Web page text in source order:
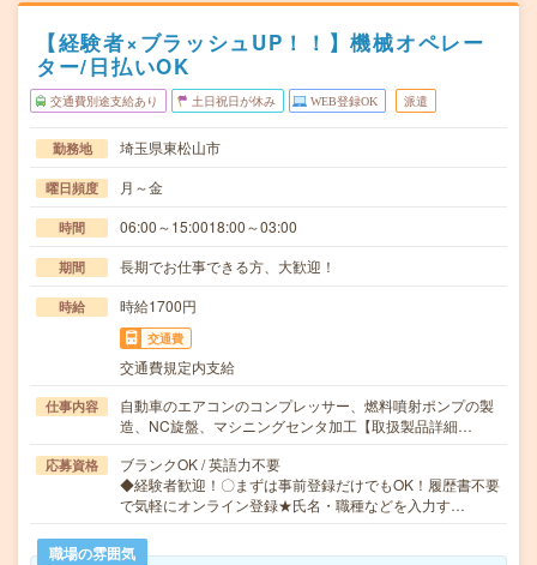
【経験者×ブラッシュUP！！】機械オペレー
ター/日払いOK
交通費別途支給あり 土日祝日が休み WEB登録OK 派遣
勤務地 埼玉県東松山市
曜日頻度 月～金
時間 06:00～15:0018:00～03:00
期間 長期でお仕事できる方、大歓迎！
時給 時給1700円
交通費
交通費規定内支給
仕事内容
自動車のエアコンのコンプレッサー、燃料噴射ポンプの製
造、NC旋盤、マシニングセンタ加工【取扱製品詳細…
応募資格
ブランクOK / 英語力不要
◆経験者歓迎！〇まずは事前登録だけでもOK！履歴書不要
で気軽にオンライン登録★氏名・職種などを入力す…
職場の雰囲気